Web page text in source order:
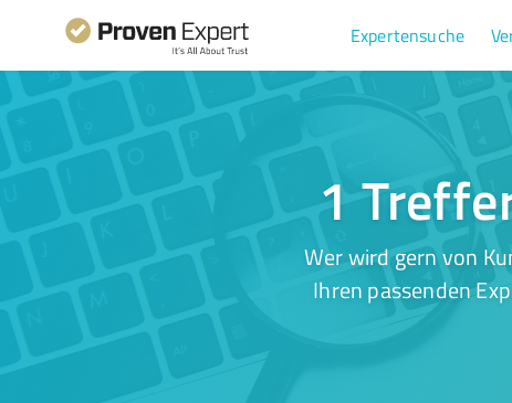
Expertensuche
1
Wer wird gern von
Ihren passenden